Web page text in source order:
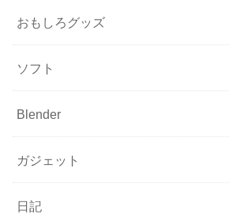
おもしろグッズ
ソフト
Blender
ガジェット
日記